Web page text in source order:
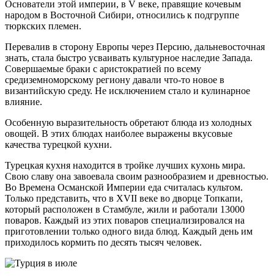
Основатели этой империи, в V веке, правящие кочевым
народом в Восточной Сибири, относились к подгруппе
тюркских племен.
Перевалив в сторону Европы через Персию, дальневосточная
знать, стала быстро усваивать культурное наследие Запада.
Совершаемые браки с аристократией по всему
средиземноморскому региону давали что-то новое в
византийскую среду. Не исключением стало и кулинарное
влияние.
Особенную выразительность обретают блюда из холодных
овощей. В этих блюдах наиболее выражены вкусовые
качества турецкой кухни.
Турецкая кухня находится в тройке лучших кухонь мира.
Свою славу она завоевала своим разнообразием и древностью.
Во Времена Османской Империи еда считалась культом.
Только представить, что в XVII веке во дворце Топкапи,
который расположен в Стамбуле, жили и работали 13000
поваров. Каждый из этих поваров специализировался на
приготовлении только одного вида блюд. Каждый день им
приходилось кормить по десять тысяч человек.